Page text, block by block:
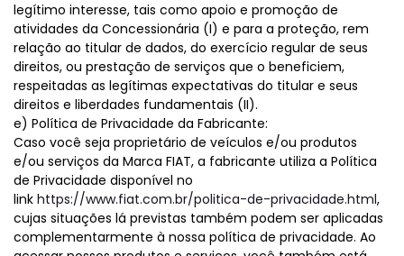
legítimo interesse, tais como apoio e promoção de
atividades da Concessionária (I) e para a proteção, rem
relação ao titular de dados, do exercício regular de seus
direitos, ou prestação de serviços que o beneficiem,
respeitadas as legítimas expectativas do titular e seus
direitos e liberdades fundamentais (II).
e) Política de Privacidade da Fabricante:
Caso você seja proprietário de veículos e/ou produtos
e/ou serviços da Marca FIAT, a fabricante utiliza a Política
de Privacidade disponível no
link https://www.fiat.com.br/politica-de-privacidade.html,
cujas situações lá previstas também podem ser aplicadas
complementarmente à nossa política de privacidade. Ao